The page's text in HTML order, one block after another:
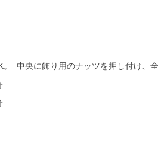
中央に飾り用のナッツを押し付け、